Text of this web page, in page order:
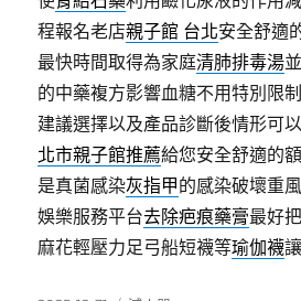
程報名老店親子館 台北安全舒適
最快時間取得為家庭清肺排毒湯
的中藥複方影響血糖不用特別限
建議選擇以及產品診斷後情形可
北市親子館推薦給您安全舒適的
是真菌感染灰指甲的感染破壞重
娛樂服務平台去除疤痕藥膏最好
麻花輕壓力足弓船短襪等瑜伽襪